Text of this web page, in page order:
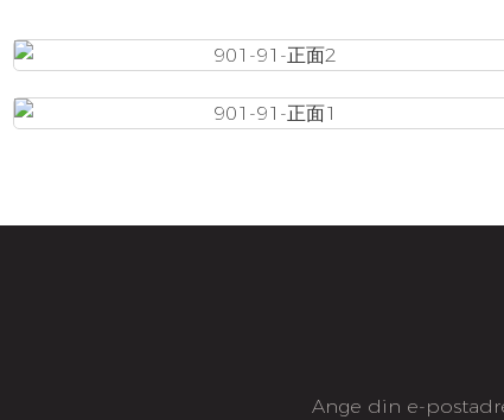
Ange din e-